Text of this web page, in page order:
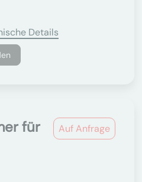
Details
Auf Anfrage
für